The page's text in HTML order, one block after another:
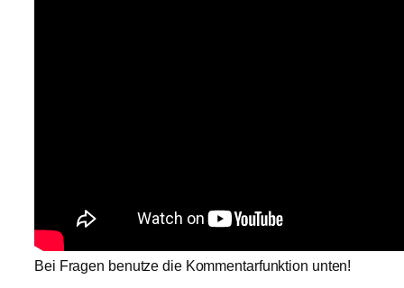
Bei Fragen benutze die Kommentarfunktion unten!